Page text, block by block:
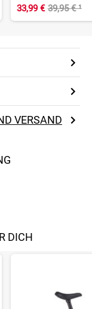
33,99 € 39,95 €¹
VERSAND
DICH